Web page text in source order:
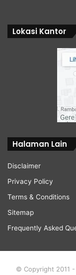
Lokasi Kantor
Halaman Lain
Disclaimer
Privacy Policy
Terms & Conditions
Sitemap
Frequently Asked
© Copyright 2011 -